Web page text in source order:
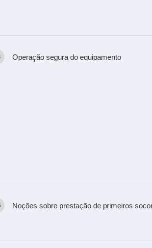
Operação segura do equipamento
Noções sobre prestação de primeiros